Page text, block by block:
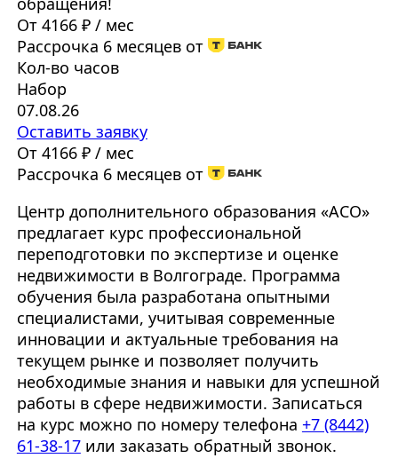
От 4166 ₽ / мес
Рассрочка 6 месяцев от
Кол-во часов
Набор
07.08.26
Оставить заявку
От 4166 ₽ / мес
Рассрочка 6 месяцев от
Центр дополнительного образования «АСО»
предлагает курс профессиональной
переподготовки по экспертизе и оценке
недвижимости в Волгограде. Программа
обучения была разработана опытными
специалистами, учитывая современные
инновации и актуальные требования на
текущем рынке и позволяет получить
необходимые знания и навыки для успешной
работы в сфере недвижимости. Записаться
на курс можно по номеру телефона +7 (8442)
61-38-17или заказать обратный звонок.